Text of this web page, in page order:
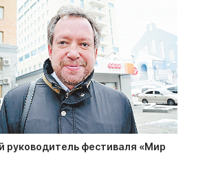
руководитель фестиваля «Мир